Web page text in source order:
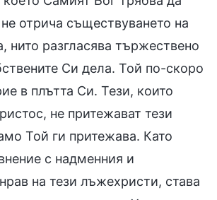
отрича съществуването на
нито разгласява тържествено
Си дела. Той по-скоро
в плътта Си. Тези, които
не притежават тези
Той ги притежава. Като
с надменния и
на тези лъжехристи, става